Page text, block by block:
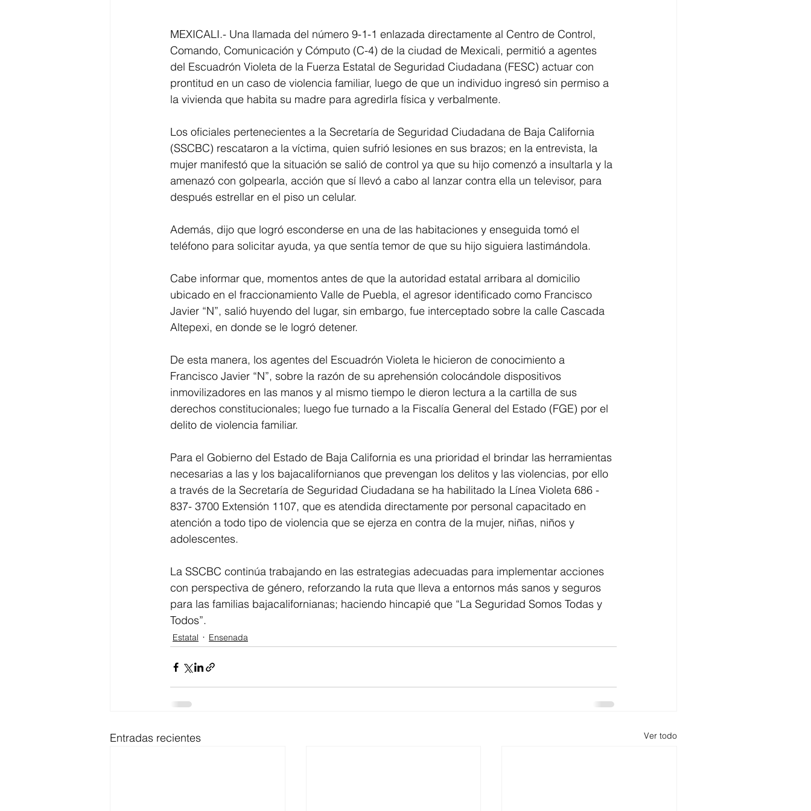
MEXICALI.- Una llamada del número 9-1-1 enlazada directamente al Centro de Control,
Comando, Comunicación y Cómputo (C-4) de la ciudad de Mexicali, permitió a agentes
del Escuadrón Violeta de la Fuerza Estatal de Seguridad Ciudadana (FESC) actuar con
prontitud en un caso de violencia familiar, luego de que un individuo ingresó sin permiso a
la vivienda que habita su madre para agredirla física y verbalmente.
Los oficiales pertenecientes a la Secretaría de Seguridad Ciudadana de Baja California
(SSCBC) rescataron a la víctima, quien sufrió lesiones en sus brazos; en la entrevista, la
mujer manifestó que la situación se salió de control ya que su hijo comenzó a insultarla y la
amenazó con golpearla, acción que sí llevó a cabo al lanzar contra ella un televisor, para
después estrellar en el piso un celular.
Además, dijo que logró esconderse en una de las habitaciones y enseguida tomó el
teléfono para solicitar ayuda, ya que sentía temor de que su hijo siguiera lastimándola.
Cabe informar que, momentos antes de que la autoridad estatal arribara al domicilio
ubicado en el fraccionamiento Valle de Puebla, el agresor identificado como Francisco
Javier “N”, salió huyendo del lugar, sin embargo, fue interceptado sobre la calle Cascada
Altepexi, en donde se le logró detener.
De esta manera, los agentes del Escuadrón Violeta le hicieron de conocimiento a
Francisco Javier “N”, sobre la razón de su aprehensión colocándole dispositivos
inmovilizadores en las manos y al mismo tiempo le dieron lectura a la cartilla de sus
derechos constitucionales; luego fue turnado a la Fiscalía General del Estado (FGE) por el
delito de violencia familiar.
Para el Gobierno del Estado de Baja California es una prioridad el brindar las herramientas
necesarias a las y los bajacalifornianos que prevengan los delitos y las violencias, por ello
a través de la Secretaría de Seguridad Ciudadana se ha habilitado la Línea Violeta 686 -
837- 3700 Extensión 1107, que es atendida directamente por personal capacitado en
atención a todo tipo de violencia que se ejerza en contra de la mujer, niñas, niños y
adolescentes.
La SSCBC continúa trabajando en las estrategias adecuadas para implementar acciones
con perspectiva de género, reforzando la ruta que lleva a entornos más sanos y seguros
para las familias bajacalifornianas; haciendo hincapié que “La Seguridad Somos Todas y
Todos”.
Estatal Ensenada
Entradas recientes Ver todo